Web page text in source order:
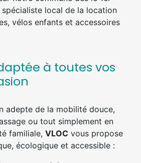
local de la location
vélos enfants et accessoires
à toutes vos
adepte de la mobilité douce,
ou tout simplement en
familiale, VLOC vous propose
écologique et accessible :